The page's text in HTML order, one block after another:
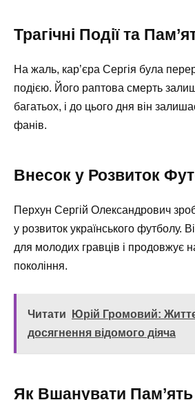
Трагічні Події та
На жаль, кар’єра Сергія була
подією. Його раптова смерть
багатьох, і до цього дня він
фанів.
Внесок у Розвиток
Перхун Сергій Олександрович
у розвиток українського футболу.
для молодих гравців і продовжує
покоління.
Читати
Юрій Громовий:
досягнення відомого діяча
Як Вшанувати Пам’ять